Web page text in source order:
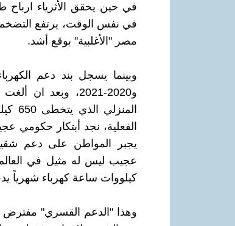
في حين يحقق الأثرياء ارباح
في نفس الوقت، يرتفع
مصر "الأغلبية" بوقع أشد.
الفعلية، نجد أبتكار حكومي
يجبر المواطن على دعم
عجيب ليس له مثيل في
كيلووات ساعة كهرباء شهرياً
وهذا "الدعم القسري" مفترض